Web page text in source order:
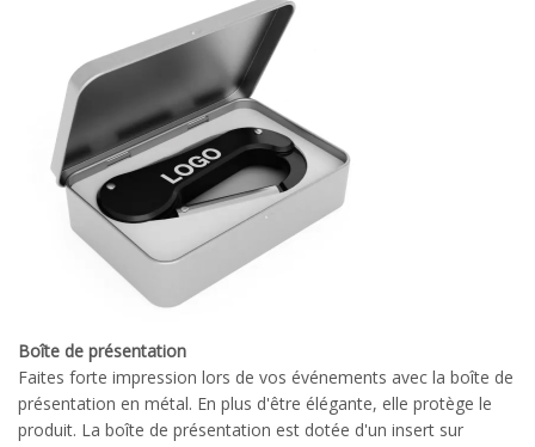
Boîte de présentation
Faites forte impression lors de vos événements avec la boîte de
présentation en métal. En plus d'être élégante, elle protège le
produit. La boîte de présentation est dotée d'un insert sur